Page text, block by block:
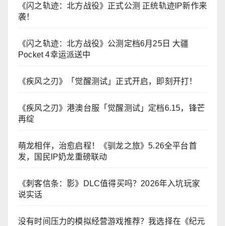
《闪之轨迹：北方战役》正式公测 正统轨迹IP新作来
袭！
《闪之轨迹：北方战役》公测定档6月25日 大疆
Pocket 4幸运派送中
《疾风之刃》「觉醒测试」正式开启，即刻开打！
《疾风之刃》港澳台服「觉醒测试」定档6.15，锋芒
再绽
萌龙相伴，治愈启程！《驯龙之旅》5.26全平台首
发，国民IP奶龙重磅联动
《刺客信条：影》DLC值得买吗？2026年入坑玩家
说实话
没有时间压力的模拟经营游戏推荐？我选择在《纪元